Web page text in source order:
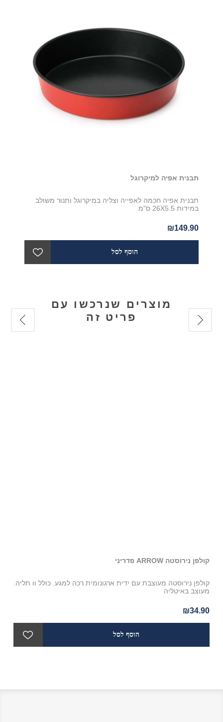
תבנית אפיה למיקרוגל
תבנית אפיה חכמה לאפייה וצליה במיקרוגל ותנור משולב
במידות 26X5.5 ס"מ
₪149.90
מוצרים שנרכשו עם
פריט זה
קולפן נירוסטה ARROW פדריני
קולפן נירוסטה מעוצבת עם ידית ארגונומית רכה למגע. כולל וו תליה.
מעוצב באיטליה
₪34.90